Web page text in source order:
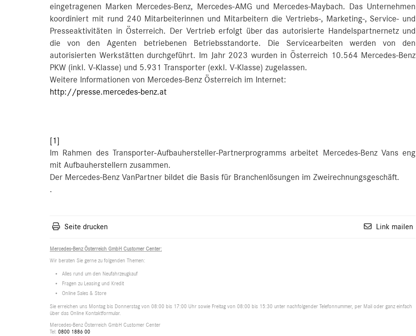
eingetragenen Marken Mercedes-Benz, Mercedes-AMG und Mercedes-Maybach. Das Unternehmen
koordiniert mit rund 240 Mitarbeiterinnen und Mitarbeitern die Vertriebs-, Marketing-, Service- und
Presseaktivitäten in Österreich. Der Vertrieb erfolgt über das autorisierte Handelspartnernetz und
die von den Agenten betriebenen Betriebsstandorte. Die Servicearbeiten werden von den
autorisierten Werkstätten durchgeführt. Im Jahr 2023 wurden in Österreich 10.564 Mercedes-Benz
PKW (inkl. V-Klasse) und 5.931 Transporter (exkl. V-Klasse) zugelassen.
Weitere Informationen von Mercedes-Benz Österreich im Internet:
http://presse.mercedes-benz.at
[1]
Im Rahmen des Transporter-Aufbauhersteller-Partnerprogramms arbeitet Mercedes-Benz Vans eng
mit Aufbauherstellern zusammen.
Der Mercedes-Benz VanPartner bildet die Basis für Branchenlösungen im Zweirechnungsgeschäft.
.
Seite drucken Link mailen
Mercedes-Benz Österreich GmbH Customer Center:
Wir beraten Sie gerne zu folgenden Themen:
Alles rund um den Neufahrzeugkauf
Fragen zu Leasing und Kredit
Online Sales & Store
Sie erreichen uns Montag bis Donnerstag von 08:00 bis 17:00 Uhr sowie Freitag von 08:00 bis 15:30 unter nachfolgender Telefonnummer, per Mail oder ganz einfach
über das Online Kontaktformular.
Mercedes-Benz Österreich GmbH Customer Center
Tel: 0800 1886 00